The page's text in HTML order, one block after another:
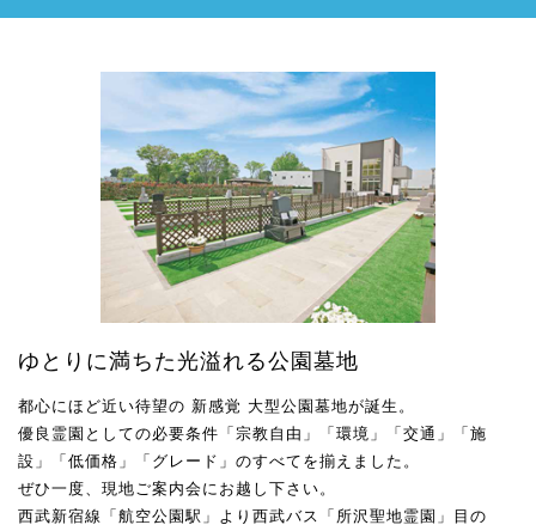
ゆとりに満ちた光溢れる公園墓地
都心にほど近い待望の 新感覚 大型公園墓地が誕生。
優良霊園としての必要条件「宗教自由」「環境」「交通」「施
設」「低価格」「グレード」のすべてを揃えました。
ぜひ一度、現地ご案内会にお越し下さい。
西武新宿線「航空公園駅」より西武バス「所沢聖地霊園」目の